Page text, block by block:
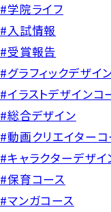
#学院ライフ
#入試情報
#受賞報告
#グラフィックデザイ
#イラストデザインコ
#総合デザイン
#動画クリエイターコ
#キャラクターデザイ
#保育コース
#マンガコース